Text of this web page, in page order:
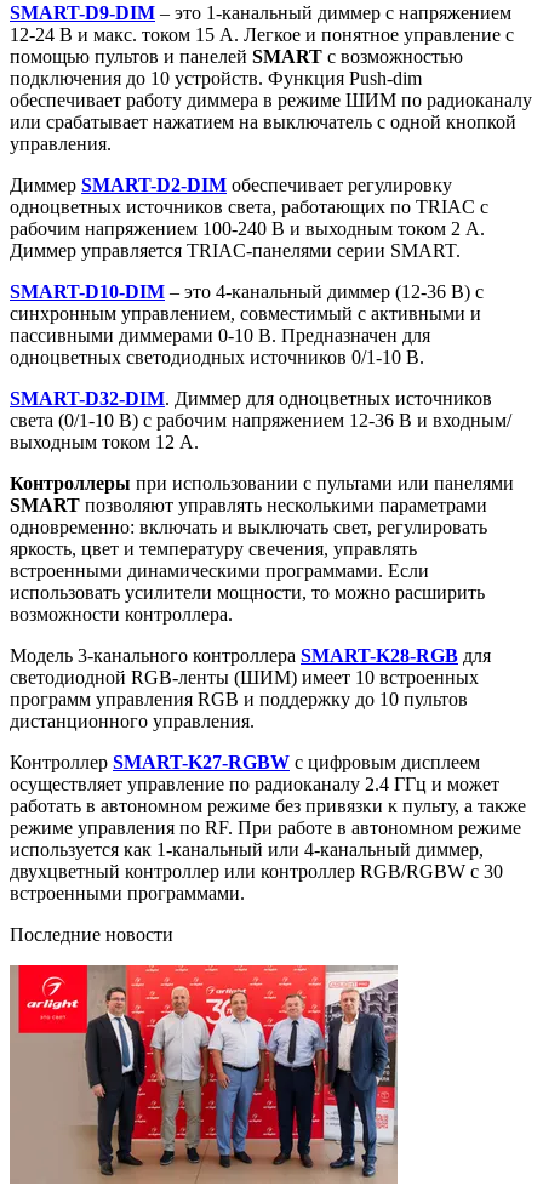
SMART-D9-DIM – это 1-канальный диммер с напряжением
12-24 В и макс. током 15 A. Легкое и понятное управление с
помощью пультов и панелей SMART с возможностью
подключения до 10 устройств. Функция Push-dim
обеспечивает работу диммера в режиме ШИМ по радиоканалу
или срабатывает нажатием на выключатель с одной кнопкой
управления.
Диммер SMART-D2-DIM обеспечивает регулировку
одноцветных источников света, работающих по TRIAC с
рабочим напряжением 100-240 В и выходным током 2 А.
Диммер управляется TRIAC-панелями серии SMART.
SMART-D10-DIM – это 4-канальный диммер (12-36 В) с
синхронным управлением, совместимый с активными и
пассивными диммерами 0-10 В. Предназначен для
одноцветных светодиодных источников 0/1-10 В.
SMART-D32-DIM. Диммер для одноцветных источников
света (0/1-10 В) с рабочим напряжением 12-36 В и входным/
выходным током 12 А.
Контроллеры при использовании с пультами или панелями
SMART позволяют управлять несколькими параметрами
одновременно: включать и выключать свет, регулировать
яркость, цвет и температуру свечения, управлять
встроенными динамическими программами. Если
использовать усилители мощности, то можно расширить
возможности контроллера.
Модель 3-канального контроллера SMART-K28-RGB для
светодиодной RGB-ленты (ШИМ) имеет 10 встроенных
программ управления RGB и поддержку до 10 пультов
дистанционного управления.
Контроллер SMART-K27-RGBW с цифровым дисплеем
осуществляет управление по радиоканалу 2.4 ГГц и может
работать в автономном режиме без привязки к пульту, а также
режиме управления по RF. При работе в автономном режиме
используется как 1-канальный или 4-канальный диммер,
двухцветный контроллер или контроллер RGB/RGBW с 30
встроенными программами.
Последние новости